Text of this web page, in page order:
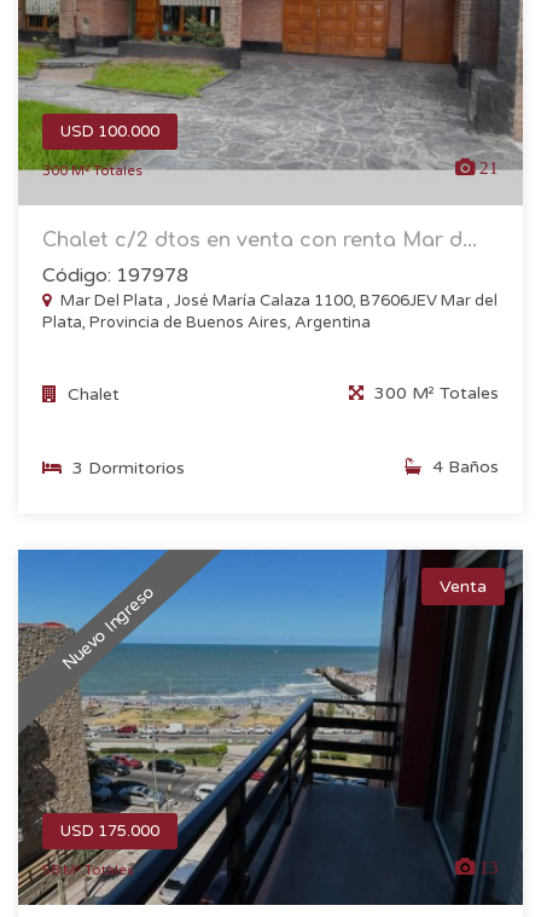
USD 100.000
300 M² Totales 21
Chalet c/2 dtos en venta con renta Mar d...
Código: 197978
Mar Del Plata , José María Calaza 1100, B7606JEV Mar del
Plata, Provincia de Buenos Aires, Argentina
Chalet 300 M² Totales
3 Dormitorios 4 Baños
Nuevo Ingreso Venta
USD 175.000
58 M² Totales 13